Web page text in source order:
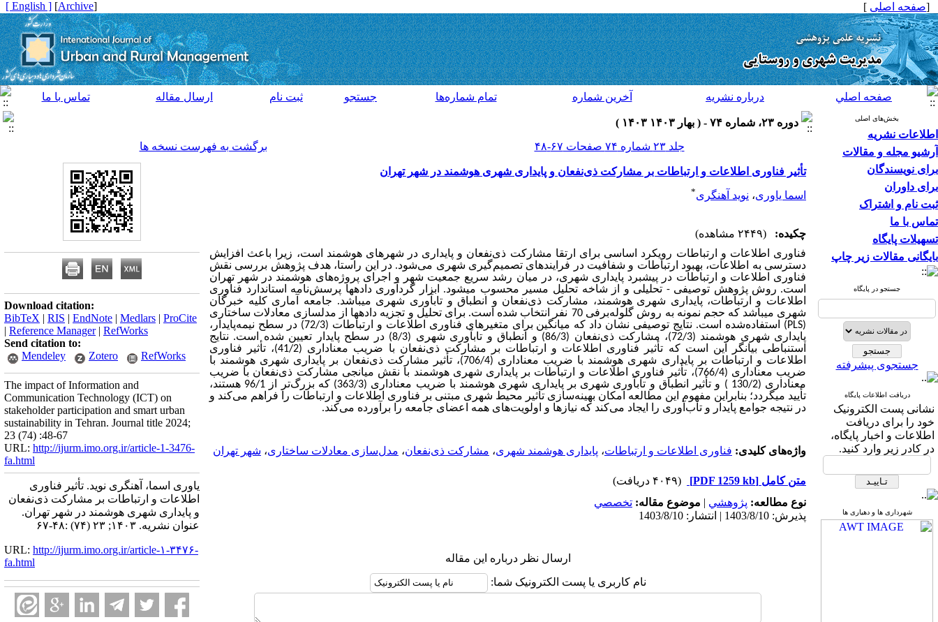
[صفحه اصلی ]
[
Archive
]
[ English ]
صفحه اصلي درباره نشريه آخرين شماره تمام شماره‌ها جستجو ثبت نام ارسال مقاله تماس با ما
بخش‌های اصلی
اطلاعات نشریه
آرشیو مجله و مقالات
برای نویسندگان
برای داوران
ثبت نام و اشتراک
تماس با ما
تسهیلات پایگاه
بایگانی مقالات زیر چاپ
جستجو در پایگاه
جستجوی پیشرفته
دریافت اطلاعات پایگاه
نشانی پست الکترونیک
خود را برای دریافت
اطلاعات و اخبار پایگاه،
در کادر زیر وارد کنید.
شهرداری ها و دهیاری ها
دوره ۲۳، شماره ۷۴ - ( بهار ۱۴۰۳ ۱۴۰۳ )
جلد ۲۳ شماره ۷۴ صفحات ۶۷-۴۸
برگشت به فهرست نسخه ها
تأثیر فناوری اطلاعات و ارتباطات بر مشارکت ذی‌نفعان و پایداری شهری هوشمند در ‌شهر تهران
اسما یاوری، نوید آهنگری*
چکیده: (۲۴۴۹ مشاهده)
فناوری اطلاعات و ارتباطات رویکرد اساسی برای ارتقا مشارکت ذی‌نفعان و پایداری در شهرهای هوشمند است، زیرا باعث افزایش
دسترسی به اطلاعات، بهبود ارتباطات و شفافیت در فرایندهای تصمیم‌گیری شهری می‌شود. در این راستا، هدف پژوهش بررسی نقش
فناوری اطلاعات و ارتباطات در پیشبرد پایداری شهری، در میان رشد سریع جمعیت شهر و اجرای پروژه‌های هوشمند در شهر تهران
است. روش پژوهش توصیفی - تحلیلی و از شاخه تحلیل مسیر محسوب می­شود. ابزار گردآوری داده­ها پرسش‌نامه استاندارد فناوری
اطلاعات و ارتباطات، پایداری شهری هوشمند، مشارکت ذی‌نفعان و انطباق و تاب­آوری شهری می­باشد. جامعه آماری کلیه خبرگان
شهری می­باشد که حجم نمونه به روش گلوله‌برفی 70
نفر انتخاب شده است. برای تحلیل و تجزیه داده­ها از مدل­سازی معادلات ساختاری
(
PLS) استفاده‌شده است. نتایج توصیفی نشان داد که میانگین برای متغیرهای فناوری اطلاعات و ارتباطات (72/3) در سطح نیمه‌پایدار،
پایداری شهری هوشمند (72/3)،
مشارکت ذی‌نفعان (86/3) و انطباق و تاب­آوری شهری (8/3) در سطح پایدار
تعیین شده است. نتایج
استنباطی بیانگر این است که
تأثیر فناوری اطلاعات و ارتباطات بر مشارکت ذی‌نفعان با ضریب معناداری (41/2)، تأثیر فناوری
اطلاعات و ارتباطات بر پایداری شهری هوشمند با ضریب معناداری (706/4)، تأثیر مشارکت ذی‌نفعان بر پایداری شهری هوشمند با
ضریب معناداری (766/4)، تأثیر فناوری اطلاعات و ارتباطات بر پایداری شهری هوشمند با نقش میانجی مشارکت ذی‌نفعان با ضریب
معناداری (130/2 ‌) و تأثیر انطباق و تاب­آوری شهری بر پایداری شهری هوشمند با ضریب معناداری (363/3) که بزرگ‌تر از 96/1 هستند،
تأیید می­گردد؛ بنابراین مفهوم این مطالعه امکان بهینه‌سازی تأثیر محیط شهری مبتنی بر فناوری اطلاعات و ارتباطات را فراهم می‌کند و
در نتیجه جوامع پایدار و تاب‌آوری را ایجاد می‌کند که نیازها و اولویت‌های همه اعضای جامعه را برآورده می‌کند.
واژه‌های کلیدی: فناوری اطلاعات و ارتباطات، پایداری هوشمند شهری، مشارکت ذی‌نفعان، مدل‌سازی معادلات ساختاری، شهر تهران
متن کامل [PDF 1259 kb]
(۴۰۴۹ دریافت)
نوع مطالعه: پژوهشي | موضوع مقاله: تخصصي
پذیرش: 1403/8/10 | انتشار: 1403/8/10
ارسال نظر درباره این مقاله
نام کاربری یا پست الکترونیک شما:
Download citation:
BibTeX | RIS | EndNote | Medlars | ProCite
| Reference Manager| RefWorks
Send citation to:
Mendeley
Zotero RefWorks
The impact of Information and
Communication Technology (ICT) on
stakeholder participation and smart urban
sustainability in Tehran. Journal title 2024;
23 (74) :48-67
URL: http://ijurm.imo.org.ir/article-1-3476-
fa.html
یاوری اسما، آهنگری نوید. تأثیر فناوری
اطلاعات و ارتباطات بر مشارکت ذی‌نفعان
و پایداری شهری هوشمند در ‌شهر تهران.
عنوان نشریه. ۱۴۰۳; ۲۳ (۷۴) :۴۸-۶۷
URL: http://ijurm.imo.org.ir/article-۱-۳۴۷۶-
fa.html